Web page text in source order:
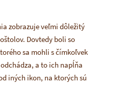
zobrazuje veľmi dôležitý
Dovtedy boli so
sa mohli s čímkoľvek
a to ich napĺňa
iných ikon, na ktorých sú